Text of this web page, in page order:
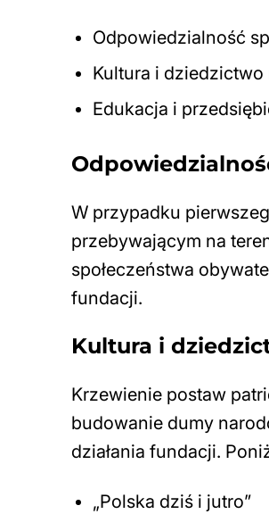
Odpowiedzialność
Kultura i
Edukacja i
W przypadku
przebywającym na
społeczeństwa
fundacji.
Kultura i
Krzewienie postaw
budowanie dumy
działania fundacji.
„Polska dziś i jutro”